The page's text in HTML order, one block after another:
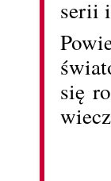
serii
się